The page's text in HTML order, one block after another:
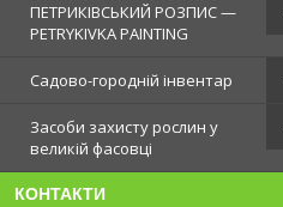
ПЕТРИКІВСЬКИЙ РОЗПИС —
PETRYKIVKA PAINTING
Садово-городній інвентар
Засоби захисту рослин у
великій фасовці
КОНТАКТИ